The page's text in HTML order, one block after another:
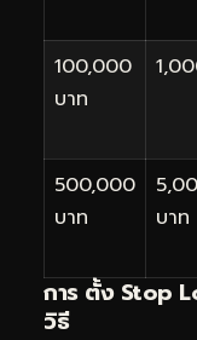
100,000
บาท
500,000
บาท
บาท
การ ตั้ง Stop
วิธี